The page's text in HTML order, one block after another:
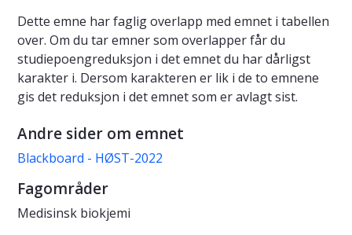
Dette emne har faglig overlapp med emnet i tabellen
over. Om du tar emner som overlapper får du
studiepoengreduksjon i det emnet du har dårligst
karakter i. Dersom karakteren er lik i de to emnene
gis det reduksjon i det emnet som er avlagt sist.
Andre sider om emnet
Blackboard - HØST-2022
Fagområder
Medisinsk biokjemi